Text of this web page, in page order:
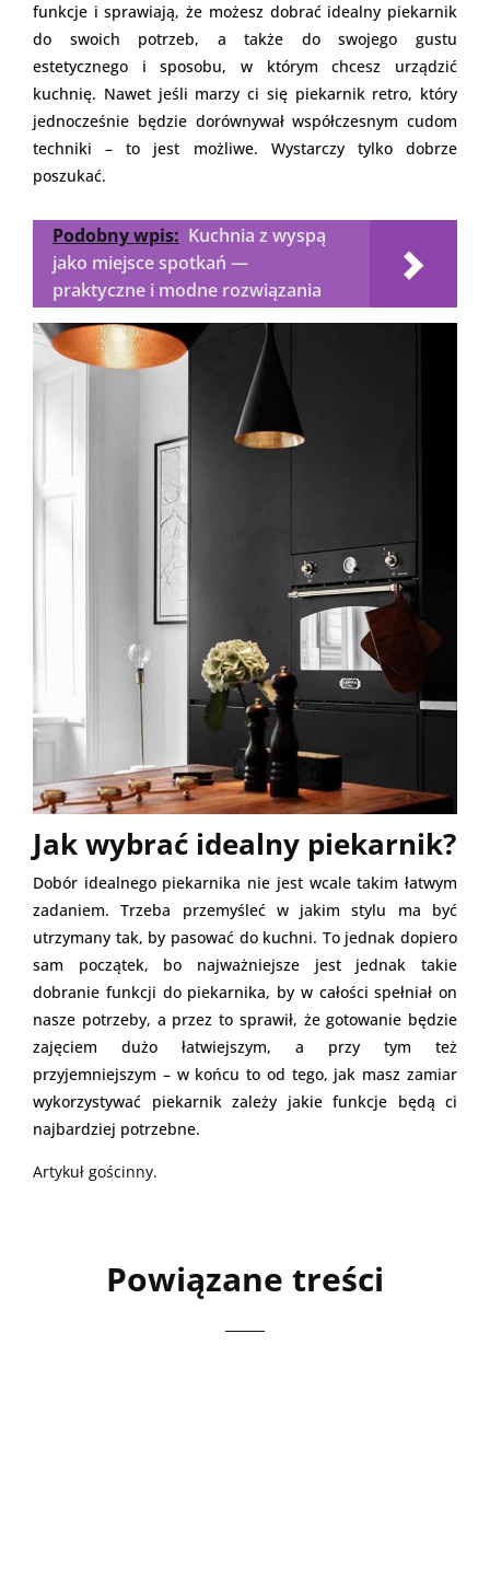
funkcje i sprawiają, że możesz dobrać idealny piekarnik
do swoich potrzeb, a także do swojego gustu
estetycznego i sposobu, w którym chcesz urządzić
kuchnię. Nawet jeśli marzy ci się piekarnik retro, który
jednocześnie będzie dorównywał współczesnym cudom
techniki – to jest możliwe. Wystarczy tylko dobrze
poszukać.
Podobny wpis: Kuchnia z wyspą
jako miejsce spotkań —
praktyczne i modne rozwiązania
Jak wybrać idealny piekarnik?
Dobór idealnego piekarnika nie jest wcale takim łatwym
zadaniem. Trzeba przemyśleć w jakim stylu ma być
utrzymany tak, by pasować do kuchni. To jednak dopiero
sam początek, bo najważniejsze jest jednak takie
dobranie funkcji do piekarnika, by w całości spełniał on
nasze potrzeby, a przez to sprawił, że gotowanie będzie
zajęciem dużo łatwiejszym, a przy tym też
przyjemniejszym – w końcu to od tego, jak masz zamiar
wykorzystywać piekarnik zależy jakie funkcje będą ci
najbardziej potrzebne.
Artykuł gościnny.
Powiązane treści